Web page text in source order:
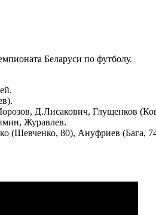
Беларуси по футболу.
Д.Лисакович, Глущенков
Журавлев.
(Шевченко, 80), Ануфриев (Бага,